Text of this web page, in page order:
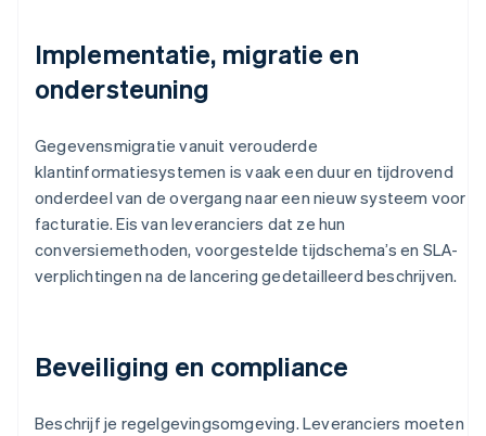
Implementatie, migratie en
ondersteuning
Gegevensmigratie vanuit verouderde
klantinformatiesystemen is vaak een duur en tijdrovend
onderdeel van de overgang naar een nieuw systeem voor
facturatie. Eis van leveranciers dat ze hun
conversiemethoden, voorgestelde tijdschema’s en SLA-
verplichtingen na de lancering gedetailleerd beschrijven.
Beveiliging en compliance
Beschrijf je regelgevingsomgeving. Leveranciers moeten